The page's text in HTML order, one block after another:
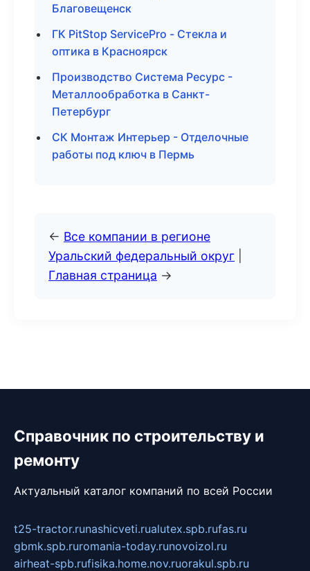
Благовещенск
ГК PitStop ServicePro - Стекла и
оптика в Красноярск
Производство Система Ресурс -
Металлообработка в Санкт-
Петербург
СК Монтаж Интерьер - Отделочные
работы под ключ в Пермь
← Все компании в регионе
Уральский федеральный округ
Главная страница →
Справочник по строительству и
ремонту
Актуальный каталог компаний по всей России
t25-tractor.runashicveti.rualutex.spb.rufas.ru
gbmk.spb.ruromania-today.runovoizol.ru
airheat-spb.rufisika.home.nov.ruorakul.spb.ru